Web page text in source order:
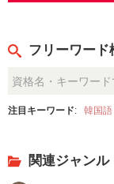
フリーワード
注目キーワード: 韓国語
関連ジャンル